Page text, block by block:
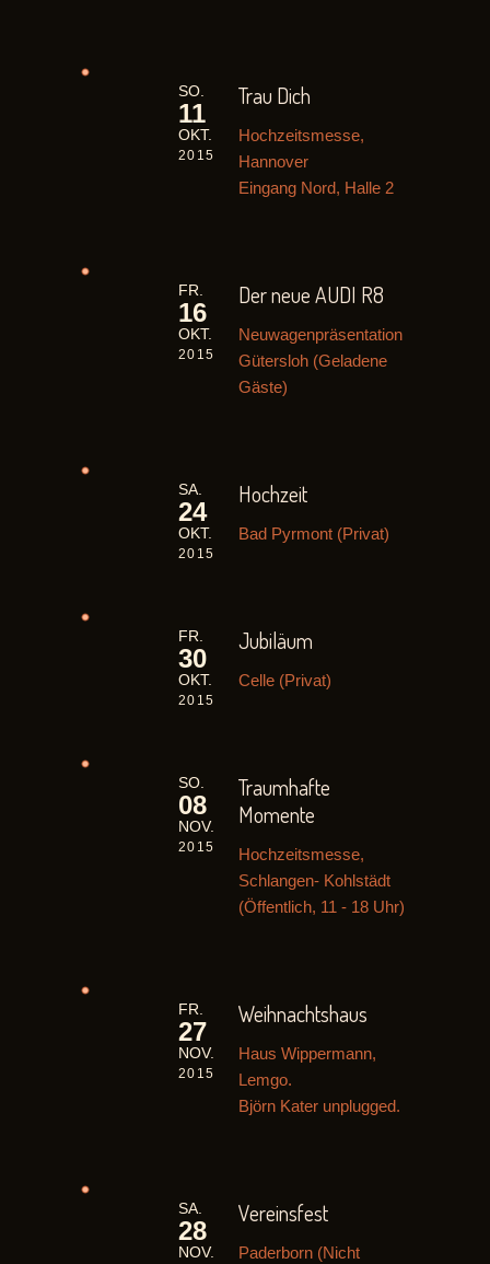
SO.
11
OKT.
2015
Trau Dich
Hochzeitsmesse,
Hannover
Eingang Nord, Halle 2
FR.
16
OKT.
2015
Der neue AUDI R8
Neuwagenpräsentation
Gütersloh (Geladene
Gäste)
SA.
24
OKT.
2015
Hochzeit
Bad Pyrmont (Privat)
FR.
30
OKT.
2015
Jubiläum
Celle (Privat)
SO.
08
NOV.
2015
Traumhafte
Momente
Hochzeitsmesse,
Schlangen- Kohlstädt
(Öffentlich, 11 - 18 Uhr)
FR.
27
NOV.
2015
Weihnachtshaus
Haus Wippermann,
Lemgo.
Björn Kater unplugged.
SA.
28
NOV.
Vereinsfest
Paderborn (Nicht